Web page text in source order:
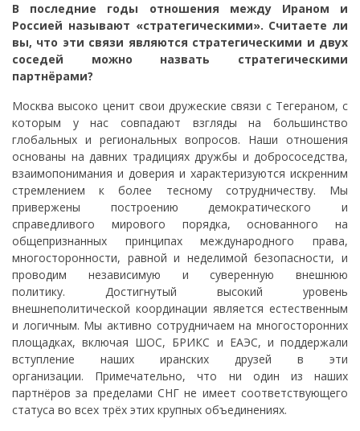
В последние годы отношения между Ираном и
Россией называют «стратегическими». Считаете ли
вы, что эти связи являются стратегическими и двух
соседей можно назвать стратегическими
партнёрами?
Москва высоко ценит свои дружеские связи с Тегераном, с
которым у нас совпадают взгляды на большинство
глобальных и региональных вопросов. Наши отношения
основаны на давних традициях дружбы и добрососедства,
взаимопонимания и доверия и характеризуются искренним
стремлением к более тесному сотрудничеству. Мы
привержены построению демократического и
справедливого мирового порядка, основанного на
общепризнанных принципах международного права,
многосторонности, равной и неделимой безопасности, и
проводим независимую и суверенную внешнюю
политику. Достигнутый высокий уровень
внешнеполитической координации является естественным
и логичным. Мы активно сотрудничаем на многосторонних
площадках, включая ШОС, БРИКС и ЕАЭС, и поддержали
вступление наших иранских друзей в эти
организации. Примечательно, что ни один из наших
партнёров за пределами СНГ не имеет соответствующего
статуса во всех трёх этих крупных объединениях.